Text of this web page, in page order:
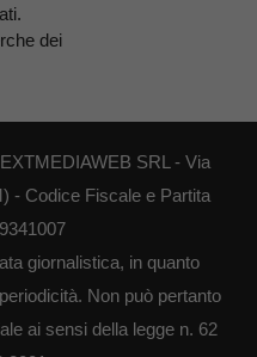
dei
SRL - Via
- Codice Fiscale e Partita
giornalistica, in quanto
Non può pertanto
ai sensi della legge n. 62